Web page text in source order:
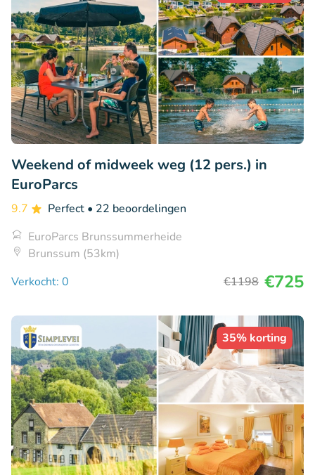
Weekend of midweek weg (12 pers.) in
EuroParcs
9.7 Perfect • 22 beoordelingen
EuroParcs Brunssummerheide
Brunssum (53km)
Verkocht: 0
€1198 €725
35% korting